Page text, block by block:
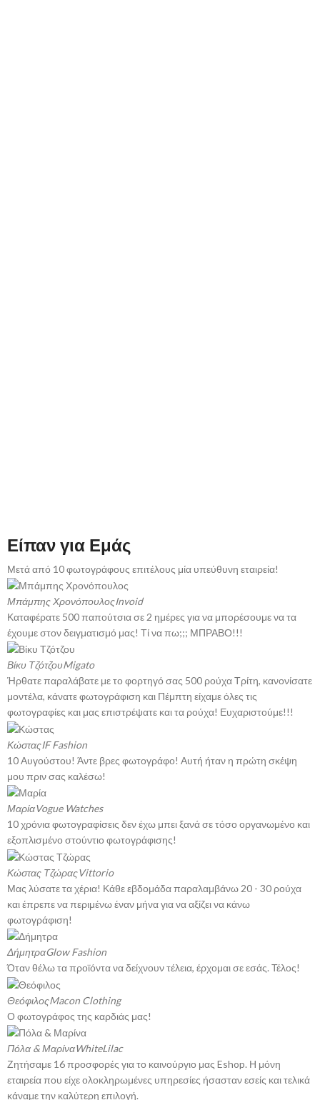
Είπαν για Εμάς
Μετά από 10 φωτογράφους επιτέλους μία υπεύθυνη εταιρεία!
Μπάμπης ΧρονόπουλοςInvoid
Καταφέρατε 500 παπούτσια σε 2 ημέρες για να μπορέσουμε να τα
έχουμε στον δειγματισμό μας! Τί να πω;;; ΜΠΡΑΒΟ!!!
Βίκυ ΤζότζουMigato
Ήρθατε παραλάβατε με το φορτηγό σας 500 ρούχα Τρίτη, κανονίσατε
μοντέλα, κάνατε φωτογράφιση και Πέμπτη είχαμε όλες τις
φωτογραφίες και μας επιστρέψατε και τα ρούχα! Ευχαριστούμε!!!
ΚώσταςIF Fashion
10 Αυγούστου! Άντε βρες φωτογράφο! Αυτή ήταν η πρώτη σκέψη
μου πριν σας καλέσω!
ΜαρίαVogue Watches
10 χρόνια φωτογραφίσεις δεν έχω μπει ξανά σε τόσο οργανωμένο και
εξοπλισμένο στούντιο φωτογράφισης!
Κώστας ΤζώραςVittorio
Μας λύσατε τα χέρια! Κάθε εβδομάδα παραλαμβάνω 20 - 30 ρούχα
και έπρεπε να περιμένω έναν μήνα για να αξίζει να κάνω
φωτογράφιση!
ΔήμητραGlow Fashion
Όταν θέλω τα προϊόντα να δείχνουν τέλεια, έρχομαι σε εσάς. Τέλος!
ΘεόφιλοςMacon Clothing
Ο φωτογράφος της καρδιάς μας!
Πόλα & ΜαρίναWhiteLilac
Ζητήσαμε 16 προσφορές για το καινούργιο μας Eshop. Η μόνη
εταιρεία που είχε ολοκληρωμένες υπηρεσίες ήσασταν εσείς και τελικά
κάναμε την καλύτερη επιλογή.